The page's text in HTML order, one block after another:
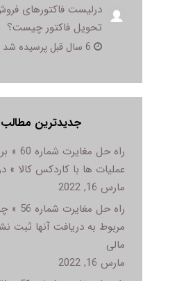
درلیست فاکتورهای
تحویل فاکتور چیست؟
جدیدترین
راه حل
عمليات ها با کاردکس کالا »
مارس 16, 2022
راه
مربوط به دريافت آنها ثبت
مالی
مارس 16, 2022